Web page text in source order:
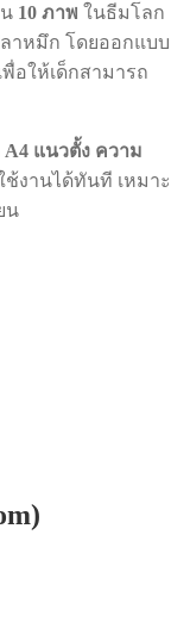
10 ภาพ ในธีมโลก
ลาหมึก โดยออกแบบ
อให้เด็กสามารถ
A4 แนวตั้ง ความ
งานได้ทันที เหมาะ
น